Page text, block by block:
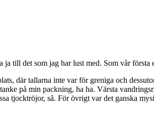
till det som jag har lust med. Som vår första
där tallarna inte var för greniga och
på min packning, ha ha. Värsta
tjocktröjor, så. För övrigt var det ganska